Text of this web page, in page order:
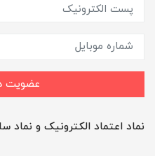
عضویت
نماد اعتماد الکترونیک و نماد